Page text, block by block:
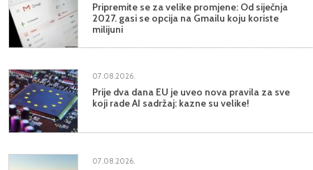
Pripremite se za velike promjene: Od siječnja
2027. gasi se opcija na Gmailu koju koriste
milijuni
07.08.2026.
Prije dva dana EU je uveo nova pravila za sve
koji rade AI sadržaj: kazne su velike!
07.08.2026.